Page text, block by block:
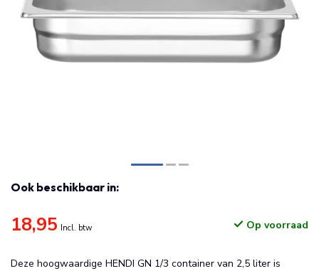
Ook beschikbaar in:
18,95 Incl. btw Op voorraad
Deze hoogwaardige HENDI GN 1/3 container van 2,5 liter is